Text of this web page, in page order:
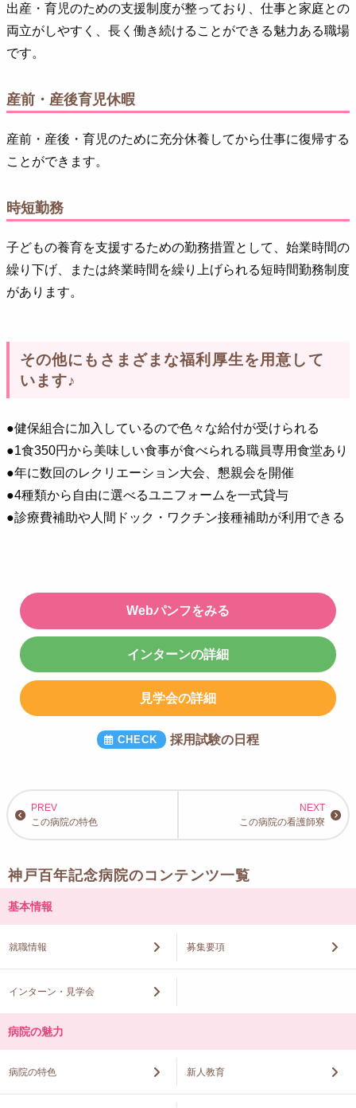
出産・育児のための支援制度が整っており、仕事と家庭との
両立がしやすく、長く働き続けることができる魅力ある職場
です。
産前・産後育児休暇
産前・産後・育児のために充分休養してから仕事に復帰する
ことができます。
時短勤務
子どもの養育を支援するための勤務措置として、始業時間の
繰り下げ、または終業時間を繰り上げられる短時間勤務制度
があります。
その他にもさまざまな福利厚生を用意して
います♪
●健保組合に加入しているので色々な給付が受けられる
●1食350円から美味しい食事が食べられる職員専用食堂あり
●年に数回のレクリエーション大会、懇親会を開催
●4種類から自由に選べるユニフォームを一式貸与
●診療費補助や人間ドック・ワクチン接種補助が利用できる
Webパンフをみる
インターンの詳細
見学会の詳細
採用試験の日程
この病院の特色 この病院の看護師寮
神戸百年記念病院のコンテンツ一覧
基本情報
就職情報 募集要項
インターン・見学会
病院の魅力
病院の特色 新人教育